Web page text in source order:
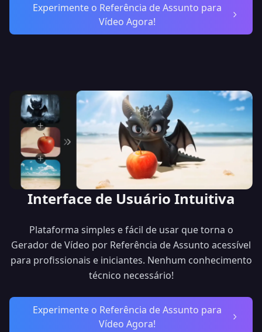
Experimente o Referência de Assunto para
Vídeo Agora!
Interface de Usuário Intuitiva
Plataforma simples e fácil de usar que torna o
Gerador de Vídeo por Referência de Assunto acessível
para profissionais e iniciantes. Nenhum conhecimento
técnico necessário!
Experimente o Referência de Assunto para
Vídeo Agora!
Close
MODELO DE IA REVOLUCIONÁRIO
🎬
Seedance 2.0
O futuro da geração de vídeo com IA chegou.
Mais rápido. Mais inteligente. Mais criativo do
10x 4K ∞